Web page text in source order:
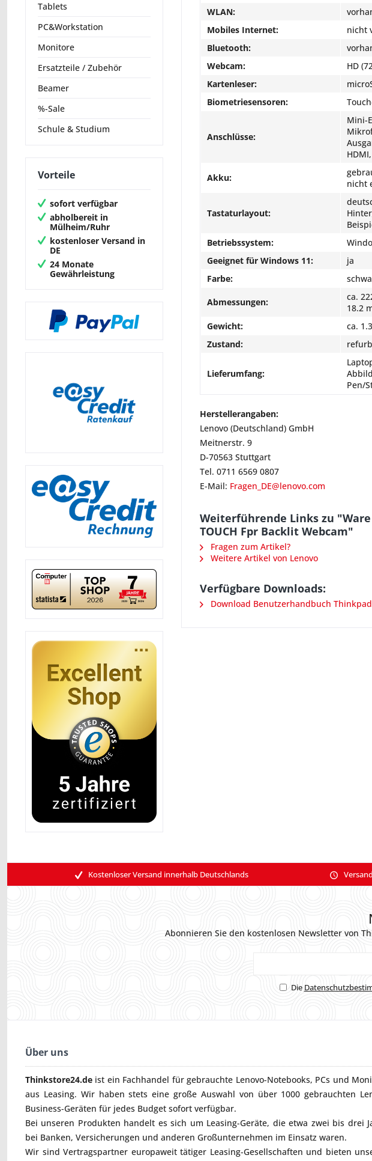
Tablets
PC&Workstation
Monitore
Ersatzteile / Zubehör
Beamer
%-Sale
Schule & Studium
Vorteile
sofort verfügbar
abholbereit in
Mülheim/Ruhr
kostenloser Versand in
DE
24 Monate
Gewährleistung
WLAN:
Mobiles Internet:
nicht
Bluetooth:
Webcam:
HD
Kartenleser:
Biometriesensoren:
Anschlüsse:
Mini-
Akku:
nicht
Tastaturlayout:
Betriebssystem:
Geeignet für Windows 11:
ja
Farbe:
Abmessungen:
ca.
18.2
Gewicht:
ca.
Zustand:
Lieferumfang:
Pen/
Herstellerangaben:
Lenovo (Deutschland) GmbH
Meitnerstr. 9
D-70563 Stuttgart
Tel. 0711 6569 0807
E-Mail: Fragen_DE@lenovo.com
Weiterführende Links zu "Ware
TOUCH Fpr Backlit Webcam"
Fragen zum Artikel?
Weitere Artikel von Lenovo
Verfügbare Downloads:
Download Benutzerhandbuch Thinkpad
Kostenloser Versand innerhalb Deutschlands
Abonnieren Sie den kostenlosen Newsletter von
Die
Über uns
Thinkstore24.de ist ein Fachhandel für gebrauchte Lenovo-Notebooks, PCs und
aus Leasing. Wir haben stets eine große Auswahl von über 1000 gebrauchten
Business-Geräten für jedes Budget sofort verfügbar.
Bei unseren Produkten handelt es sich um Leasing-Geräte, die etwa zwei bis drei
bei Banken, Versicherungen und anderen Großunternehmen im Einsatz waren.
Wir sind Vertragspartner europaweit tätiger Leasing-Gesellschaften und bieten